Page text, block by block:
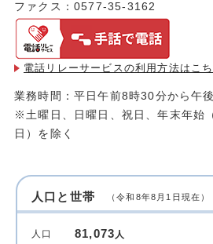
ファクス：0577-35-3162
電話リレーサービスの利用方法は こ
業務時間：平日午前8時30分から午
※土曜日、日曜日、祝日、年末年始
日）を除く
人口と世帯 （令和8年8月1日現在）
人口 81,073人